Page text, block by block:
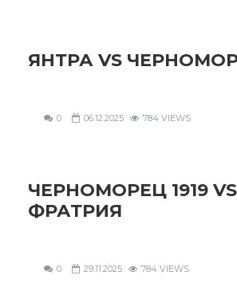
ЯНТРА VS
0 06.12.2025 784 VIEWS
ЧЕРНОМОРЕЦ 1919 VS
ФРАТРИЯ
0 29.11.2025 784 VIEWS